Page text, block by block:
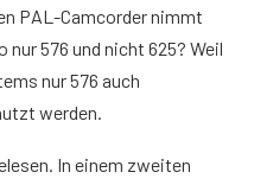
PAL-Camcorder nimmt
576 und nicht 625? Weil
nur 576 auch
werden.
In einem zweiten